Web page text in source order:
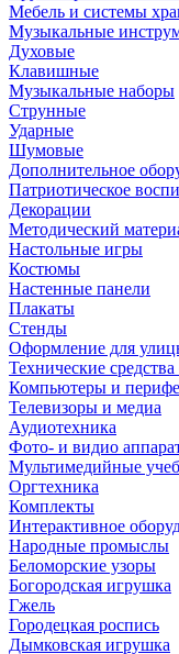
Мебель и системы
Музыкальные
Духовые
Клавишные
Музыкальные наборы
Струнные
Ударные
Шумовые
Дополнительное
Патриотическое
Декорации
Методический
Настольные игры
Костюмы
Настенные панели
Плакаты
Стенды
Оформление для
Технические
Компьютеры и
Телевизоры и медиа
Аудиотехника
Фото- и видио
Мультимедийные
Оргтехника
Комплекты
Интерактивное
Народные промыслы
Беломорские узоры
Богородская игрушка
Гжель
Городецкая роспись
Дымковская игрушка